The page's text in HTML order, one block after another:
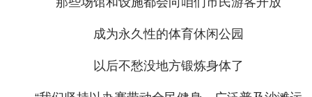
成为永久性的体育休闲公园
以后不愁没地方锻炼身体了